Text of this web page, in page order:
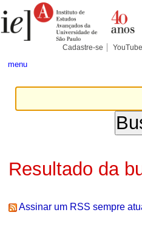
para
conteúdo.
Pessoais
Cadastre-se YouTube
menu
Resultado da
Assinar um RSS sempre